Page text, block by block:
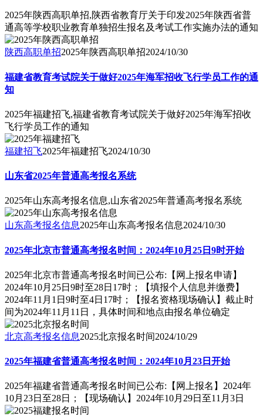
2025年陕西高职单招,陕西省教育厅关于印发2025年陕西省普
通高等学校职业教育单独招生报名及考试工作实施办法的通知
陕西高职单招2025年陕西高职单招2024/10/30
福建省教育考试院关于做好2025年海军招收飞行学员工作的通
知
2025年福建招飞,福建省教育考试院关于做好2025年海军招收
飞行学员工作的通知
福建招飞2025年福建招飞2024/10/30
山东省2025年普通高考报名系统
2025年山东高考报名信息,山东省2025年普通高考报名系统
山东高考报名信息2025年山东高考报名信息2024/10/30
2025年北京市普通高考报名时间：2024年10月25日9时开始
2025年北京市普通高考报名时间已公布:【网上报名申请】
2024年10月25日9时至28日17时；【填报个人信息并缴费】
2024年11月1日9时至4日17时；【报名资格现场确认】截止时
间为2024年11月11日，具体时间和地点由报名单位确定
北京高考报名信息2025北京报名时间2024/10/29
2025年福建省普通高考报名时间：2024年10月23日开始
2025年福建省普通高考报名时间已公布:【网上报名】2024年
10月23日至28日；【现场确认】2024年10月29日至11月3日